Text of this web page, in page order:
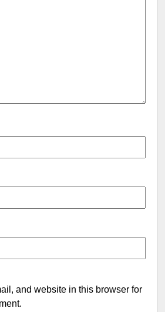
and website in this browser for